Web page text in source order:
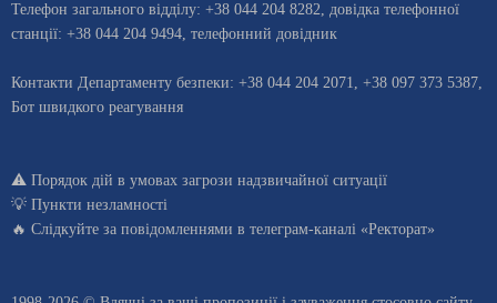
Телефон загального відділу: +38 044 204 8282, довiдка телефонної
станцiї: +38 044 204 9494, телефонний довідник
Контакти Департаменту безпеки: +38 044 204 2071, +38 097 373 5387,
Бот швидкого реагування
⚠️ Порядок дій в умовах загрози надзвичайної ситуації
💡 Пункти незламності
🔥 Слідкуйте за повідомленнями в телеграм-каналі «Ректорат»